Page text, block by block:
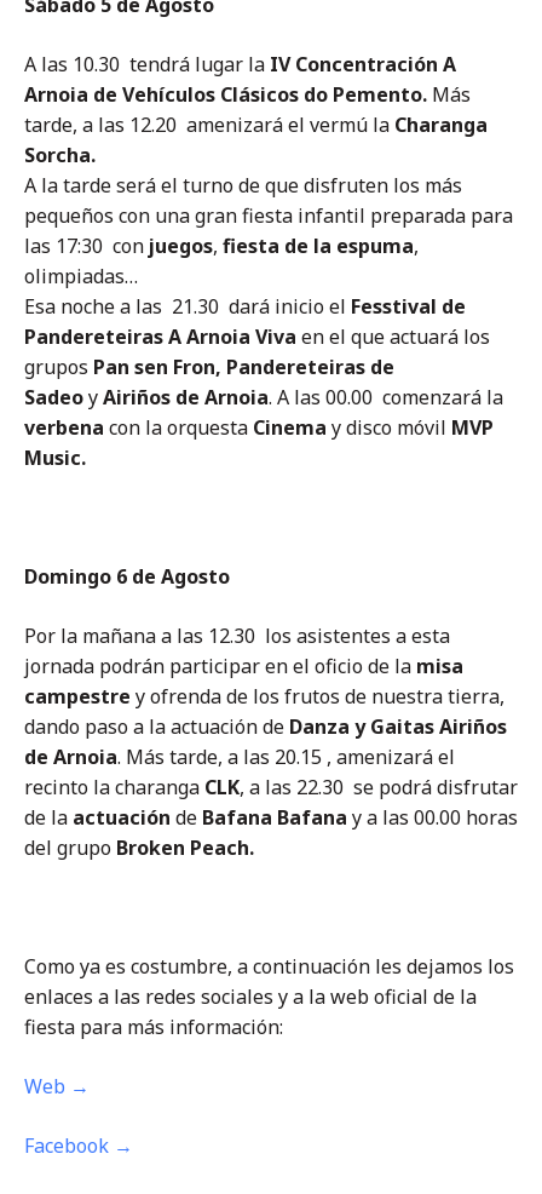
A las 10.30 tendrá lugar la IV Concentración A
Arnoia de Vehículos Clásicos do Pemento. Más
tarde, a las 12.20 amenizará el vermú la Charanga
Sorcha.
A la tarde será el turno de que disfruten los más
pequeños con una gran fiesta infantil preparada para
las 17:30 con juegos, fiesta de la espuma,
olimpiadas…
Esa noche a las 21.30 dará inicio el Fesstival de
Pandereteiras A Arnoia Viva en el que actuará los
grupos Pan sen Fron, Pandereteiras de
SadeoyAiriños de Arnoia. A las 00.00 comenzará la
verbena con la orquesta Cinema y disco móvil MVP
Music.
Domingo 6 de Agosto
Por la mañana a las 12.30 los asistentes a esta
jornada podrán participar en el oficio de la misa
campestre y ofrenda de los frutos de nuestra tierra,
dando paso a la actuación de Danza y Gaitas Airiños
de Arnoia. Más tarde, a las 20.15 , amenizará el
recinto la charanga CLK, a las 22.30 se podrá disfrutar
de la actuación de Bafana Bafana y a las 00.00 horas
del grupo Broken Peach.
Como ya es costumbre, a continuación les dejamos los
enlaces a las redes sociales y a la web oficial de la
fiesta para más información:
Web →
Facebook →